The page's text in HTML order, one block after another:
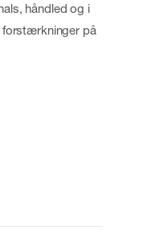
håndled og i
forstærkninger på